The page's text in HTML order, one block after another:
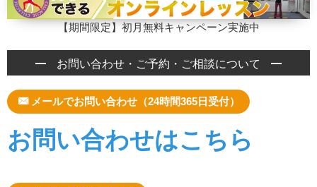
【期間限定】初月無料キャンペーン実施中
お問い合わせ・ご予約・ご相談について
メールでお問い合わせ（24時間365日受付）
お問い合わせはこちら